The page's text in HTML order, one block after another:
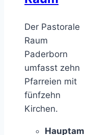
Der Pastorale
Raum
Paderborn
umfasst zehn
Pfarreien mit
fünfzehn
Kirchen.
Hauptam